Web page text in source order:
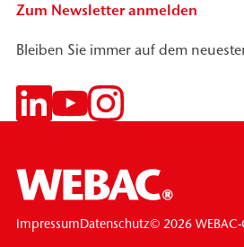
Zum Newsletter anmelden
Bleiben Sie immer auf dem
© 2026
ImpressumDatenschutz